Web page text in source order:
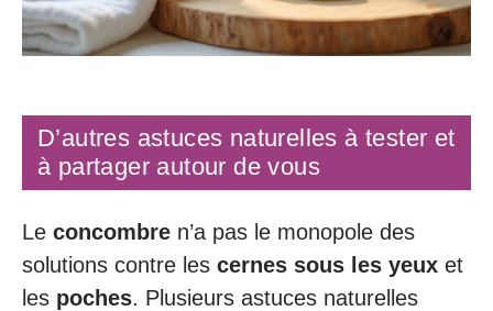
D’autres astuces naturelles à tester et
à partager autour de vous
Le concombre n’a pas le monopole des
solutions contre les cernes sous les yeux et
les poches. Plusieurs astuces naturelles